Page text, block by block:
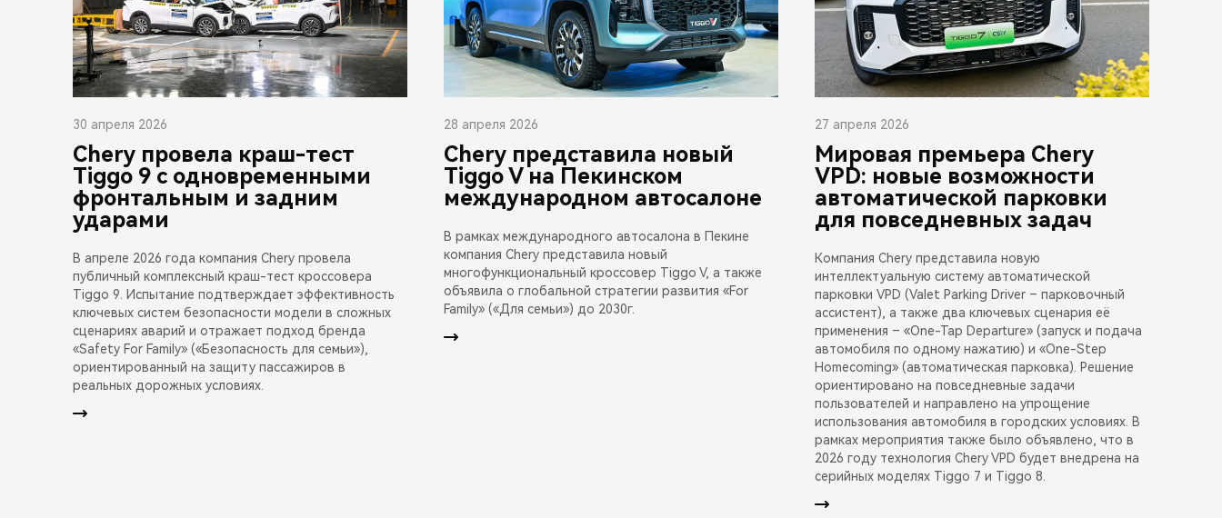
30 апреля 2026
Chery провела краш-тест
Tiggo 9 с одновременными
фронтальным и задним
ударами
В апреле 2026 года компания Chery провела
публичный комплексный краш-тест кроссовера
Tiggo 9. Испытание подтверждает эффективность
ключевых систем безопасности модели в сложных
сценариях аварий и отражает подход бренда
«Safety For Family» («Безопасность для семьи»),
ориентированный на защиту пассажиров в
реальных дорожных условиях.
28 апреля 2026
Chery представила новый
Tiggo V на Пекинском
международном автосалоне
В рамках международного автосалона в Пекине
компания Chery представила новый
многофункциональный кроссовер Tiggo V, а также
объявила о глобальной стратегии развития «For
Family» («Для семьи») до 2030г.
27 апреля 2026
Мировая премьера Chery
VPD: новые возможности
автоматической парковки
для повседневных задач
Компания Chery представила новую
интеллектуальную систему автоматической
парковки VPD (Valet Parking Driver – парковочный
ассистент), а также два ключевых сценария её
применения – «One-Tap Departure» (запуск и подача
автомобиля по одному нажатию) и «One-Step
Homecoming» (автоматическая парковка). Решение
ориентировано на повседневные задачи
пользователей и направлено на упрощение
использования автомобиля в городских условиях. В
рамках мероприятия также было объявлено, что в
2026 году технология Chery VPD будет внедрена на
серийных моделях Tiggo 7 и Tiggo 8.